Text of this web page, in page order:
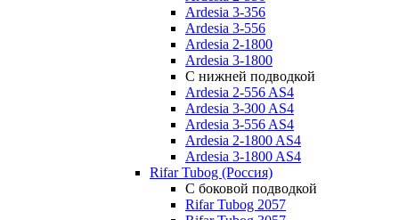
Ardesia 3-356
Ardesia 3-556
Ardesia 2-1800
Ardesia 3-1800
С нижней подводкой
Ardesia 2-556 AS4
Ardesia 3-300 AS4
Ardesia 3-556 AS4
Ardesia 2-1800 AS4
Ardesia 3-1800 AS4
Rifar Tubog (Россия)
С боковой подводкой
Rifar Tubog 2057